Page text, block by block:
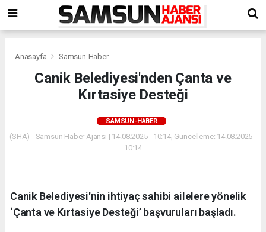
Anasayfa Samsun-Haber
Canik Belediyesi'nden Çanta ve
Kırtasiye Desteği
SAMSUN-HABER
(SHA) - Samsun Haber Ajansı | 14.08.2025 - 10:14, Güncelleme: 14.08.2025 -
10:14
Canik Belediyesi'nin ihtiyaç sahibi ailelere yönelik
‘Çanta ve Kırtasiye Desteği’ başvuruları başladı.